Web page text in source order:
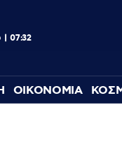
07:32
ΟΙΚΟΝΟΜΙΑ